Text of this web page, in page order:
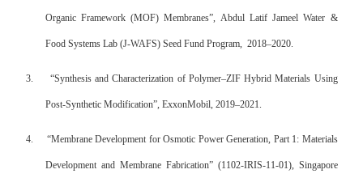
Organic Framework (MOF) Membranes”, Abdul Latif Jameel Water &
Food Systems Lab (J-WAFS) Seed Fund Program, 2018–2020.
3. “Synthesis and Characterization of Polymer–ZIF Hybrid Materials Using
Post-Synthetic Modification”, ExxonMobil, 2019–2021.
4. “Membrane Development for Osmotic Power Generation, Part 1: Materials
Development and Membrane Fabrication”(1102-IRIS-11-01), Singapore